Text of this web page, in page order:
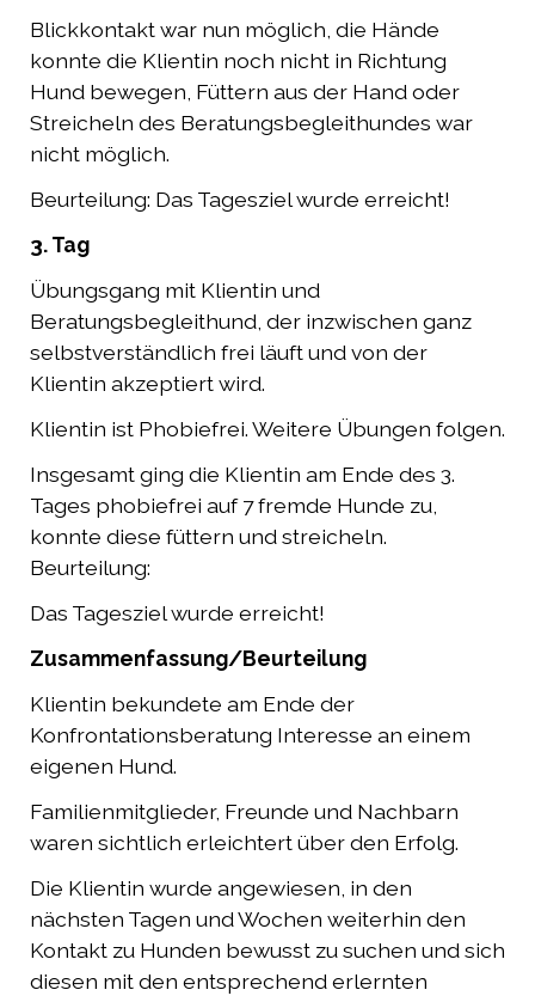
Blickkontakt war nun möglich, die Hände
konnte die Klientin noch nicht in Richtung
Hund bewegen, Füttern aus der Hand oder
Streicheln des Beratungsbegleithundes war
nicht möglich.
Beurteilung: Das Tagesziel wurde erreicht!
3. Tag
Übungsgang mit Klientin und
Beratungsbegleithund, der inzwischen ganz
selbstverständlich frei läuft und von der
Klientin akzeptiert wird.
Klientin ist Phobiefrei. Weitere Übungen folgen.
Insgesamt ging die Klientin am Ende des 3.
Tages phobiefrei auf 7 fremde Hunde zu,
konnte diese füttern und streicheln.
Beurteilung:
Das Tagesziel wurde erreicht!
Zusammenfassung/Beurteilung
Klientin bekundete am Ende der
Konfrontationsberatung Interesse an einem
eigenen Hund.
Familienmitglieder, Freunde und Nachbarn
waren sichtlich erleichtert über den Erfolg.
Die Klientin wurde angewiesen, in den
nächsten Tagen und Wochen weiterhin den
Kontakt zu Hunden bewusst zu suchen und sich
diesen mit den entsprechend erlernten